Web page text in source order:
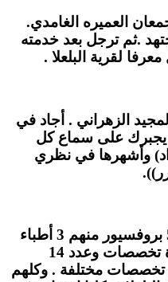
العميره الغامدي.
.ثم ترجل بعد خدمته
الزهراني . أجاد في
يجبرك على سماع كل
وأشهرها في نظري
83 حاملي مؤهلات عليا منهم 5 بروفسيور منهم 3 أطباء
و32 يحملون الدكتوراه في عدة تخصصات وعدد 14
طبيب في تخصصات مختلفة . وكلهم